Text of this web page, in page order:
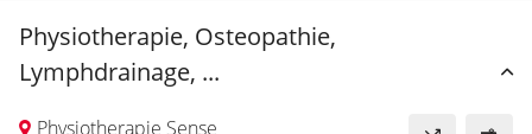
Physiotherapie, Osteopathie,
Lymphdrainage, ...
Physiotherapie Sense